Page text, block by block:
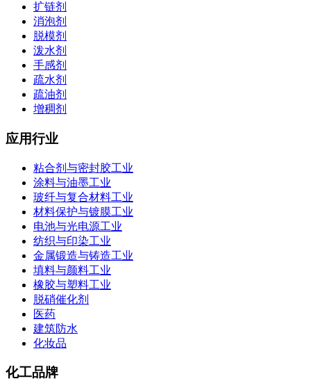
扩链剂
消泡剂
脱模剂
泼水剂
手感剂
疏水剂
疏油剂
增稠剂
应用行业
粘合剂与密封胶工业
涂料与油墨工业
玻纤与复合材料工业
材料保护与镀膜工业
电池与光电源工业
纺织与印染工业
金属锻造与铸造工业
填料与颜料工业
橡胶与塑料工业
脱硝催化剂
医药
建筑防水
化妆品
化工品牌